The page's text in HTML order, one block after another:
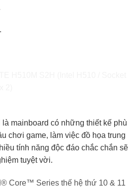
là mainboard có những thiết kế phù
chơi game, làm việc đồ họa trung
tính năng độc đáo chắc chắn sẽ
tuyệt vời.
Core™ Series thế hệ thứ 10 & 11